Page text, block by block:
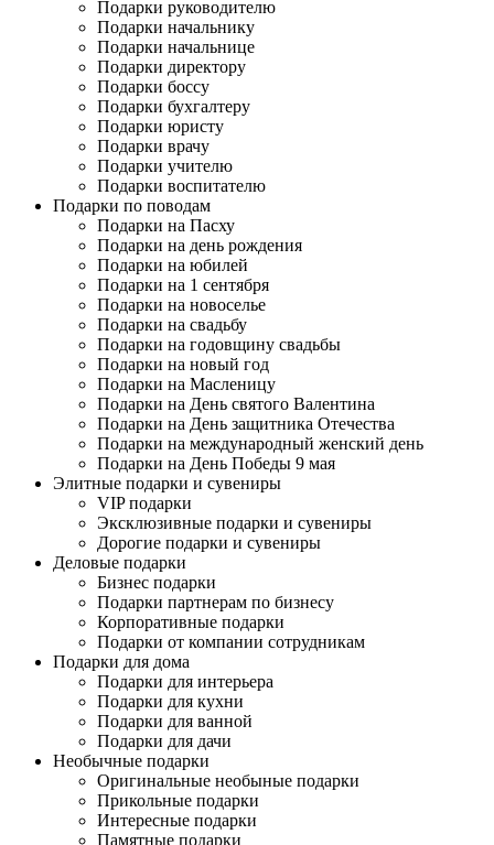
Подарки руководителю
Подарки начальнику
Подарки начальнице
Подарки директору
Подарки боссу
Подарки бухгалтеру
Подарки юристу
Подарки врачу
Подарки учителю
Подарки воспитателю
Подарки по поводам
Подарки на Пасху
Подарки на день рождения
Подарки на юбилей
Подарки на 1 сентября
Подарки на новоселье
Подарки на свадьбу
Подарки на годовщину свадьбы
Подарки на новый год
Подарки на Масленицу
Подарки на День святого Валентина
Подарки на День защитника Отечества
Подарки на международный женский день
Подарки на День Победы 9 мая
Элитные подарки и сувениры
VIP подарки
Эксклюзивные подарки и сувениры
Дорогие подарки и сувениры
Деловые подарки
Бизнес подарки
Подарки партнерам по бизнесу
Корпоративные подарки
Подарки от компании сотрудникам
Подарки для дома
Подарки для интерьера
Подарки для кухни
Подарки для ванной
Подарки для дачи
Необычные подарки
Оригинальные необыные подарки
Прикольные подарки
Интересные подарки
Памятные подарки